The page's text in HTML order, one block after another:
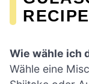
Wie wähle ich
Wähle eine